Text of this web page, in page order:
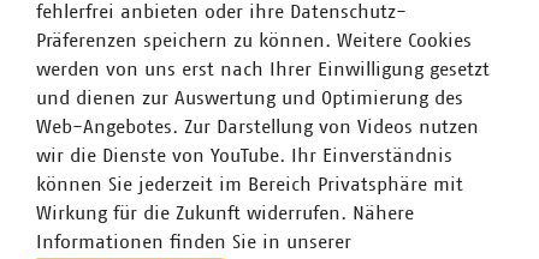
Versorgungssicherheit in Strom und Wärme zu
gewährleisten. Ihr Zubau wird jedoch nicht angemessen
angereizt. Sowohl beim Thema Dach-PV als auch bei der
KWK besteht daher dringend Nachbesserungsbedarf im
parlamentarischen Verfahren.“
fehlerfrei anbieten oder ihre Datenschutz-
Präferenzen speichern zu können. Weitere Cookies
werden von uns erst nach Ihrer Einwilligung gesetzt
und dienen zur Auswertung und Optimierung des
Web-Angebotes. Zur Darstellung von Videos nutzen
wir die Dienste von YouTube. Ihr Einverständnis
können Sie jederzeit im Bereich Privatsphäre mit
Wirkung für die Zukunft widerrufen. Nähere
Informationen finden Sie in unserer